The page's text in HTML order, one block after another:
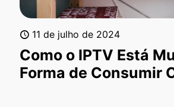
11 de julho de 2024
Como o IPTV Está
Forma de Consumir